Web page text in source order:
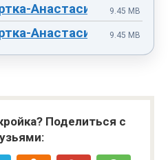
Анастасия212-
9.45 MB
Анастасия212-
9.45 MB
Поделиться с